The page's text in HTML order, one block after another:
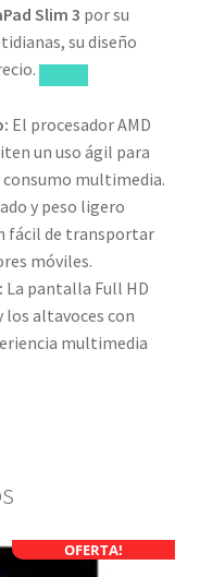
Slim 3 por su
su diseño
El procesador AMD
un uso ágil para
multimedia.
y peso ligero
fácil de transportar
móviles.
La pantalla Full HD
altavoces con
multimedia
OFERTA!